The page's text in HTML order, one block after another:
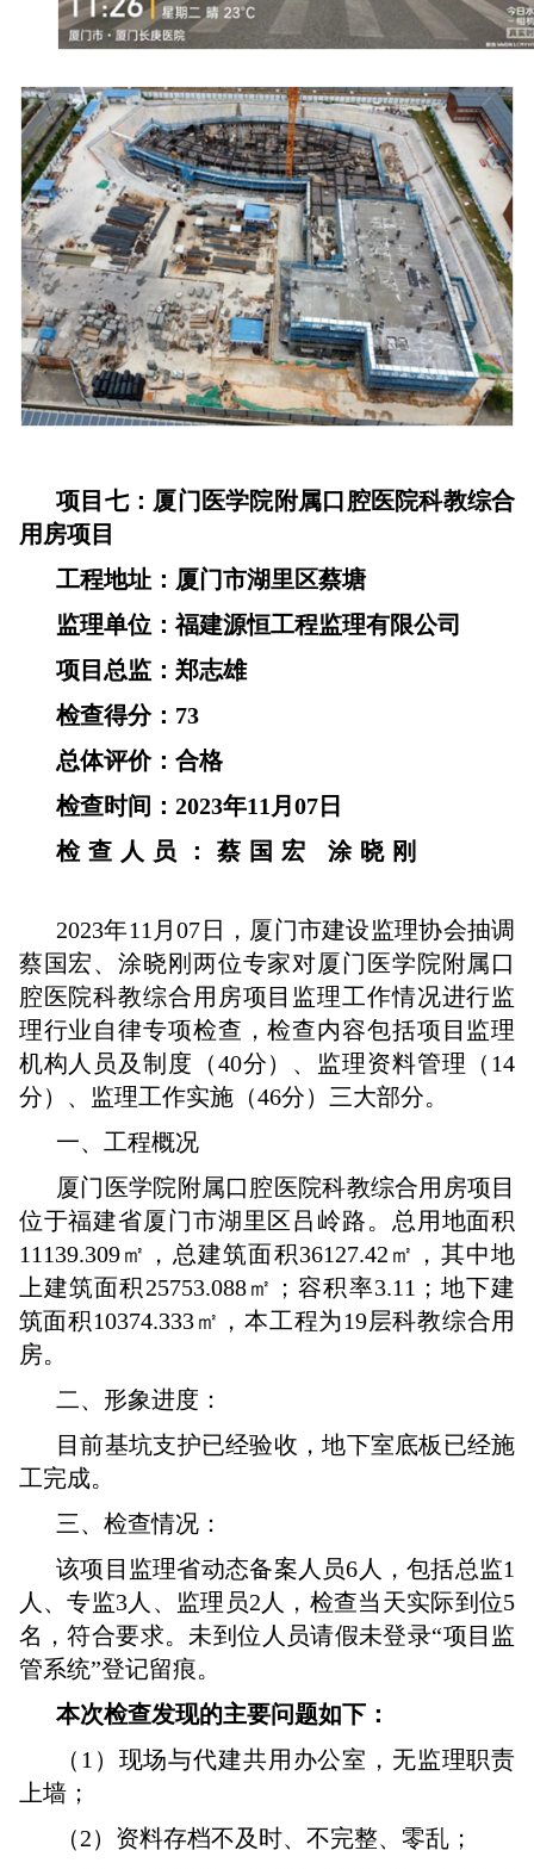
项目七：厦门医学院附属口腔医院科教综合
用房项目
工程地址：厦门市湖里区蔡塘
监理单位：福建源恒工程监理有限公司
项目总监：郑志雄
检查得分：73
总体评价：合格
检查时间：2023年11月07日
检查人员：蔡国宏 涂晓刚
2023年11月07日，厦门市建设监理协会抽调
蔡国宏、涂晓刚两位专家对厦门医学院附属口
腔医院科教综合用房项目监理工作情况进行监
理行业自律专项检查，检查内容包括项目监理
机构人员及制度（40分）、监理资料管理（14
分）、监理工作实施（46分）三大部分。
一、工程概况
厦门医学院附属口腔医院科教综合用房项目
位于福建省厦门市湖里区吕岭路。总用地面积
11139.309㎡，总建筑面积36127.42㎡，其中地
上建筑面积25753.088㎡；容积率3.11；地下建
筑面积10374.333㎡，本工程为19层科教综合用
房。
二、形象进度：
目前基坑支护已经验收，地下室底板已经施
工完成。
三、检查情况：
该项目监理省动态备案人员6人，包括总监1
人、专监3人、监理员2人，检查当天实际到位5
名，符合要求。未到位人员请假未登录“项目监
管系统”登记留痕。
本次检查发现的主要问题如下：
（1）现场与代建共用办公室，无监理职责
上墙；
（2）资料存档不及时、不完整、零乱；